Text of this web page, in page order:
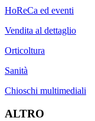
HoReCa ed eventi
Vendita al dettaglio
Orticoltura
Sanità
Chioschi multimediali
ALTRO